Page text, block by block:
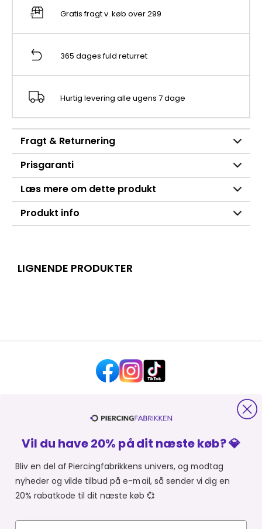
Gratis fragt v. køb over 299
365 dages fuld returret
Hurtig levering alle ugens 7 dage
Fragt & Returnering
Prisgaranti
Læs mere om dette produkt
Produkt info
LIGNENDE PRODUKTER
HJÆLP OG KONTAKT
OM PIERCINGFABRIKKEN
MER FRA PIERCINGFABRIKKEN
SHOPPER FRA:Du er i
Vil du have 20% på dit næste køb? 💎
Bliv en del af Piercingfabrikkens univers, og modtag
nyheder og vilde tilbud på e-mail, så sender vi dig en
20% rabatkode til dit næste køb 💞